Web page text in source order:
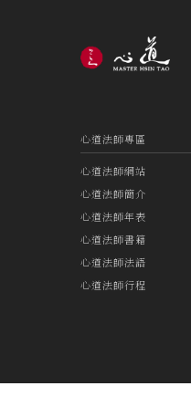
心道法師專區
心道法師網站
心道法師簡介
心道法師年表
心道法師書籍
心道法師法語
心道法師行程